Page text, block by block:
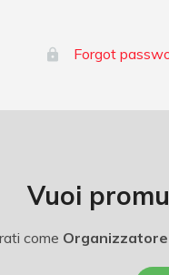
Forgot
Vuoi
come Organizzatore